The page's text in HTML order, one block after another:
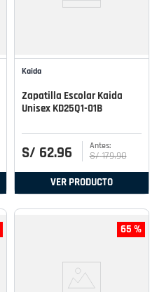
Kaida
Zapatilla Escolar Kaida
Unisex KD25Q1-01B
S/ 62.96 S/ 179.90
VER PRODUCTO
65 %